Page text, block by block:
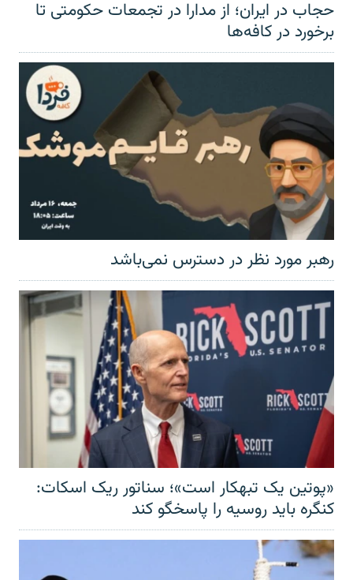
حجاب در ایران؛ از مدارا در تجمعات حکومتی تا
برخورد در کافه‌ها
رهبر مورد نظر در دسترس نمی‌باشد
«پوتین یک تبهکار است»؛ سناتور ریک اسکات:
کنگره باید روسیه را پاسخگو کند